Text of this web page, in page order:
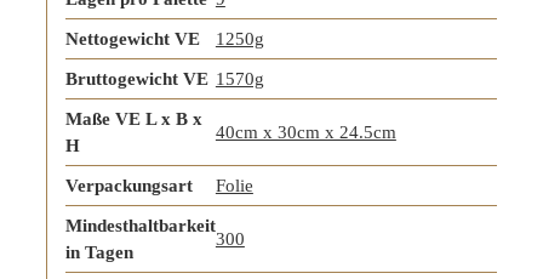
Nettogewicht VE 1250g
Bruttogewicht VE 1570g
Maße VE L x B x
H
40cm x 30cm x 24.5cm
Verpackungsart Folie
Mindesthaltbarkeit
in Tagen
300